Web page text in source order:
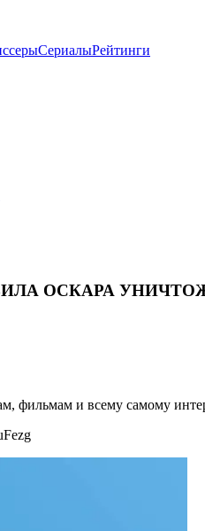
СериалыРейтинги
ОСКАРА
фильмам и всему самому